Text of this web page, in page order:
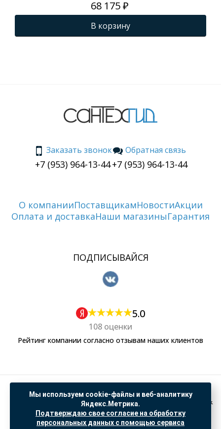
68 175 ₽
В корзину
Заказать звонок
+7 (953) 964-13-44
Обратная связь
+7 (953) 964-13-44
О компанииПоставщикамНовостиАкции
Оплата и доставкаНаши магазиныГарантия
ПОДПИСЫВАЙСЯ
5.0
108 оценки
Рейтинг компании согласно отзывам наших клиентов
Политика обработки персональных данных
Согласие на обработку данных Яндекс Метрика
"© ООО “САНТЕХГИД”, 2026. Все права защищены. Предложение не является публичной
офертой, цены и информация на сайте ознакомительные
Мы используем cookie-файлы и веб-аналитику
Яндекс.Метрика.
Подтверждаю свое согласие на обработку
персональных данных с помощью сервиса